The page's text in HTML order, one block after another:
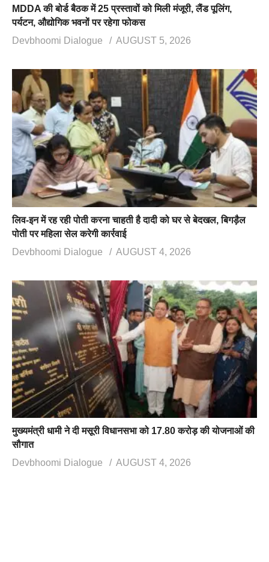
MDDA की बोर्ड बैठक में 25 प्रस्तावों को मिली मंजूरी, लैंड पूलिंग,
पर्यटन, औद्योगिक भवनों पर रहेगा फोकस
Devbhoomi Dialogue
AUGUST 5, 2026
लिव-इन में रह रही पोती करना चाहती है दादी को घर से बेदखल, बिगड़ैल
पोती पर महिला सेल करेगी कार्रवाई
Devbhoomi Dialogue
AUGUST 4, 2026
मुख्यमंत्री धामी ने दी मसूरी विधानसभा को 17.80 करोड़ की योजनाओं की
सौगात
Devbhoomi Dialogue
AUGUST 4, 2026